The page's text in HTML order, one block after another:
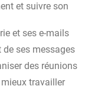
et suivre son
et ses e-mails
ses messages
des réunions
travailler